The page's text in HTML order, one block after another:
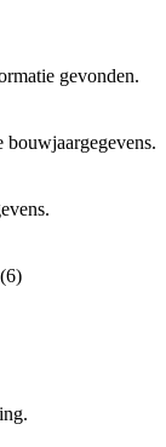
gevonden.
bouwjaargegevens.